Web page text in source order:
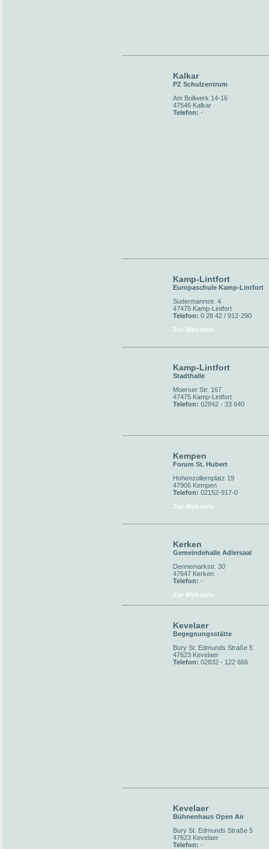
Kalkar
PZ Schulzentrum
Am Bollwerk 14-16
47546 Kalkar
Telefon: -
Kamp-Lintfort
Europaschule Kamp-Lintfort
Sudermannstr. 4
47475 Kamp-Lintfort
Telefon: 0 28 42 / 912-290
Zur Webseite
Kamp-Lintfort
Stadthalle
Moerser Str. 167
47475 Kamp-Lintfort
Telefon: 02842 - 33 640
Kempen
Forum St. Hubert
Hohenzollernplatz 19
47906 Kempen
Telefon: 02152-917-0
Zur Webseite
Kerken
Gemeindehalle Adlersaal
Dennemarkstr. 30
47647 Kerken
Telefon: -
Zur Webseite
Kevelaer
Begegnungsstätte
Bury St. Edmunds Straße 5
47623 Kevelaer
Telefon: 02832 - 122 666
Kevelaer
Bühnenhaus Open Air
Bury St. Edmunds Straße 5
47623 Kevelaer
Telefon: -